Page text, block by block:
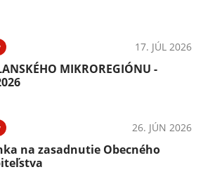
17. JÚL 2026
MIKROREGIÓNU -
26. JÚN 2026
na zasadnutie Obecného